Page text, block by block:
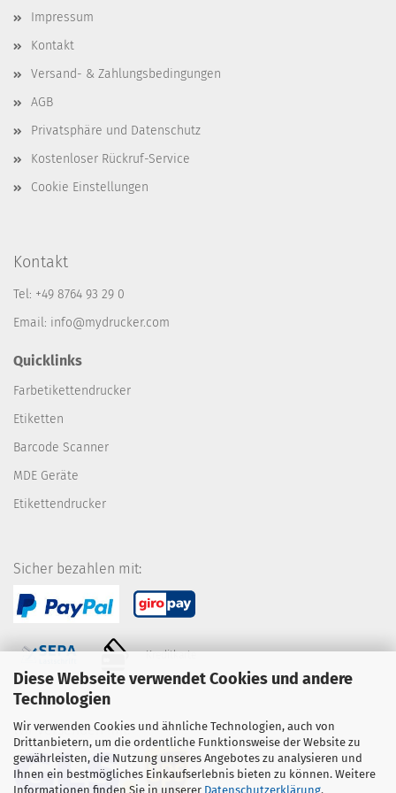
Diese Webseite verwendet Cookies und andere
Technologien
Wir verwenden Cookies und ähnliche Technologien, auch von
Drittanbietern, um die ordentliche Funktionsweise der Website zu
gewährleisten, die Nutzung unseres Angebotes zu analysieren und
Ihnen ein bestmögliches Einkaufserlebnis bieten zu können. Weitere
Informationen finden Sie in unserer Datenschutzerklärung.
Impressum
Kontakt
Versand- & Zahlungsbedingungen
AGB
Privatsphäre und Datenschutz
Kostenloser Rückruf-Service
Cookie Einstellungen
Kontakt
Tel: +49 8764 93 29 0
Email: info@mydrucker.com
Quicklinks
Farbetikettendrucker
Etiketten
Barcode Scanner
MDE Geräte
Etikettendrucker
Sicher bezahlen mit:
Kreditkarte
Wir versenden mit: